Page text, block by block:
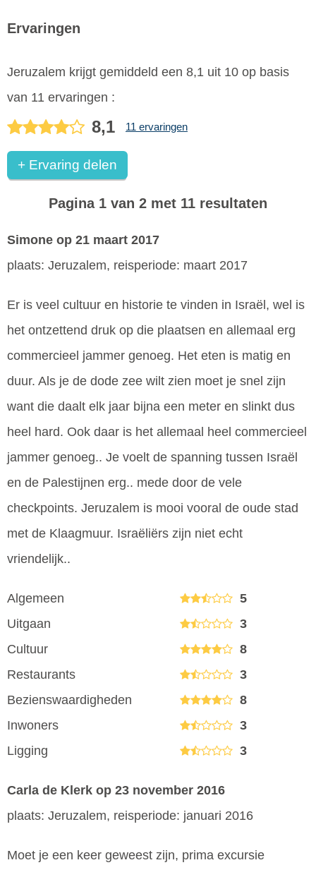
Ervaringen
Jeruzalem krijgt gemiddeld een 8,1 uit 10 op basis
van 11 ervaringen :
8,1 11 ervaringen
+ Ervaring delen
Pagina 1 van 2 met 11 resultaten
Simone op 21 maart 2017
plaats: Jeruzalem, reisperiode: maart 2017
Er is veel cultuur en historie te vinden in Israël, wel is
het ontzettend druk op die plaatsen en allemaal erg
commercieel jammer genoeg. Het eten is matig en
duur. Als je de dode zee wilt zien moet je snel zijn
want die daalt elk jaar bijna een meter en slinkt dus
heel hard. Ook daar is het allemaal heel commercieel
jammer genoeg.. Je voelt de spanning tussen Israël
en de Palestijnen erg.. mede door de vele
checkpoints. Jeruzalem is mooi vooral de oude stad
met de Klaagmuur. Israëliërs zijn niet echt
vriendelijk..
Algemeen
5
Uitgaan
3
Cultuur
8
Restaurants
3
Bezienswaardigheden
8
Inwoners
3
Ligging
3
Carla de Klerk op 23 november 2016
plaats: Jeruzalem, reisperiode: januari 2016
Moet je een keer geweest zijn, prima excursie